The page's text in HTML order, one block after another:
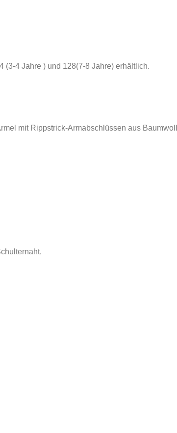
(3-4 Jahre ) und 128(7-8 Jahre) erhältlich.
mit Rippstrick-Armabschlüssen aus